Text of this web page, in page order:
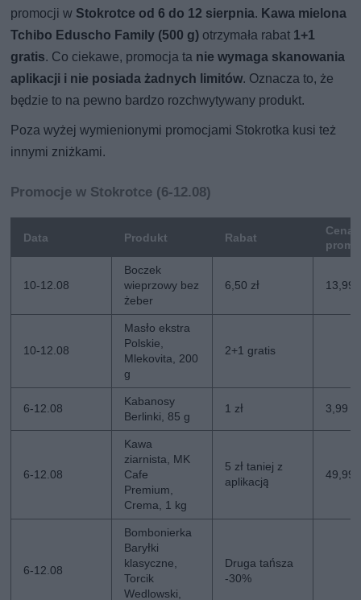
promocji w Stokrotce od 6 do 12 sierpnia. Kawa mielona
Tchibo Eduscho Family (500 g) otrzymała rabat 1+1
gratis. Co ciekawe, promocja ta nie wymaga skanowania
aplikacji i nie posiada żadnych limitów. Oznacza to, że
będzie to na pewno bardzo rozchwytywany produkt.
Poza wyżej wymienionymi promocjami Stokrotka kusi też
innymi zniżkami.
Promocje w Stokrotce (6-12.08)
Data Produkt Rabat
Cena
10-12.08
Boczek
wieprzowy bez
żeber
6,50 zł 13,99
10-12.08
Masło ekstra
Polskie,
Mlekovita, 200
g
2+1 gratis
6-12.08
Kabanosy
Berlinki, 85 g
1 zł 3,99
6-12.08
Kawa
ziarnista, MK
Cafe
Premium,
Crema, 1 kg
5 zł taniej z
aplikacją
49,99
6-12.08
Bombonierka
Baryłki
klasyczne,
Torcik
Wedlowski,
Druga tańsza
-30%